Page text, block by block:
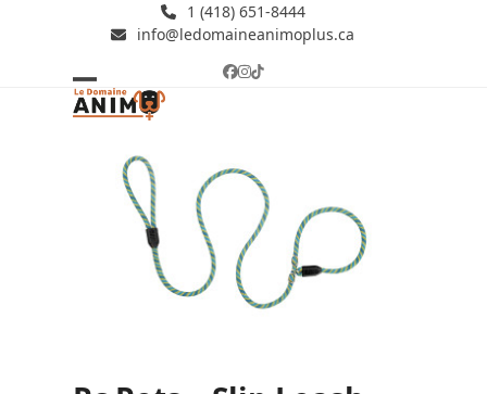
1 (418) 651-8444
info@ledomaineanimoplus.ca
Facebook
Instagram
Tiktok
Open
menu
Close
menu